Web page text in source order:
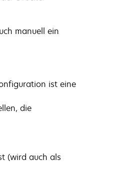
manuell ein
ist eine
die
(wird auch als